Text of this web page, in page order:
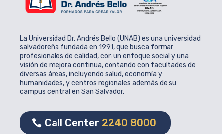
La Universidad Dr. Andrés Bello (UNAB) es una universidad
salvadoreña fundada en 1991, que busca formar
profesionales de calidad, con un enfoque social y una
visión de mejora continua, contando con facultades de
diversas áreas, incluyendo salud, economía y
humanidades, y centros regionales además de su
campus central en San Salvador.
Call Center 2240 8000